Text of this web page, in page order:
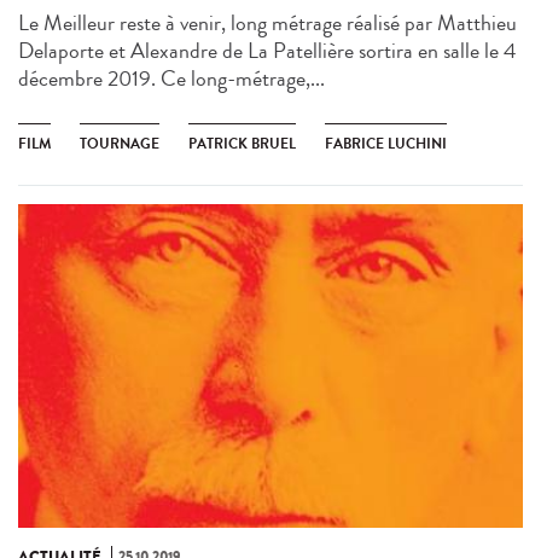
Le Meilleur reste à venir, long métrage réalisé par Matthieu
Delaporte et Alexandre de La Patellière sortira en salle le 4
décembre 2019. Ce long-métrage,...
FILM TOURNAGE PATRICK BRUEL FABRICE LUCHINI